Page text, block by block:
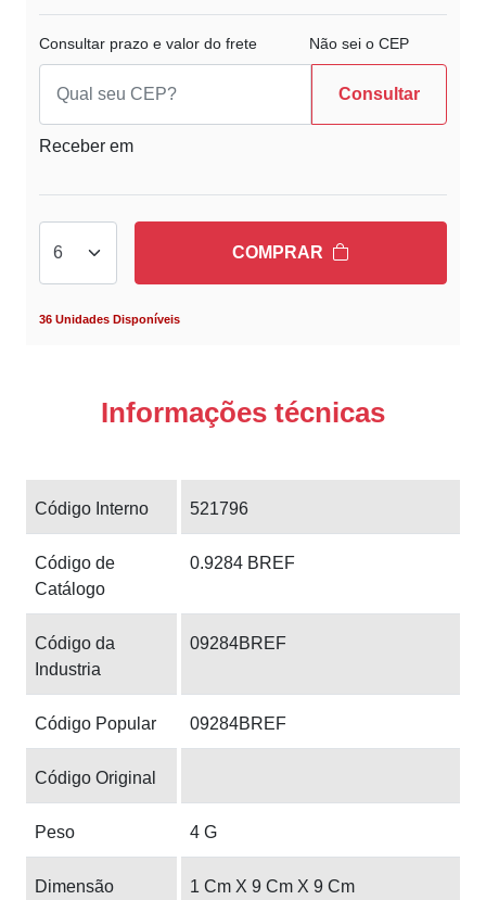
Consultar prazo e valor do frete Não sei o CEP
Consultar
Receber em
COMPRAR
36 Unidades Disponíveis
Informações técnicas
Código Interno 521796
Código de
Catálogo
0.9284 BREF
Código da
Industria
09284BREF
Código Popular 09284BREF
Código Original
Peso 4 G
Dimensão 1 Cm X 9 Cm X 9 Cm